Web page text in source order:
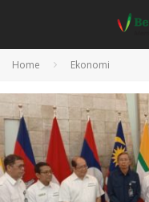
Home Ekonomi